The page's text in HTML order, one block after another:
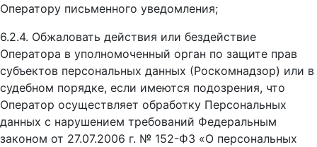
Оператору письменного уведомления;
6.2.4. Обжаловать действия или бездействие
Оператора в уполномоченный орган по защите прав
субъектов персональных данных (Роскомнадзор) или в
судебном порядке, если имеются подозрения, что
Оператор осуществляет обработку Персональных
данных с нарушением требований Федеральным
законом от 27.07.2006 г. № 152-ФЗ «О персональных